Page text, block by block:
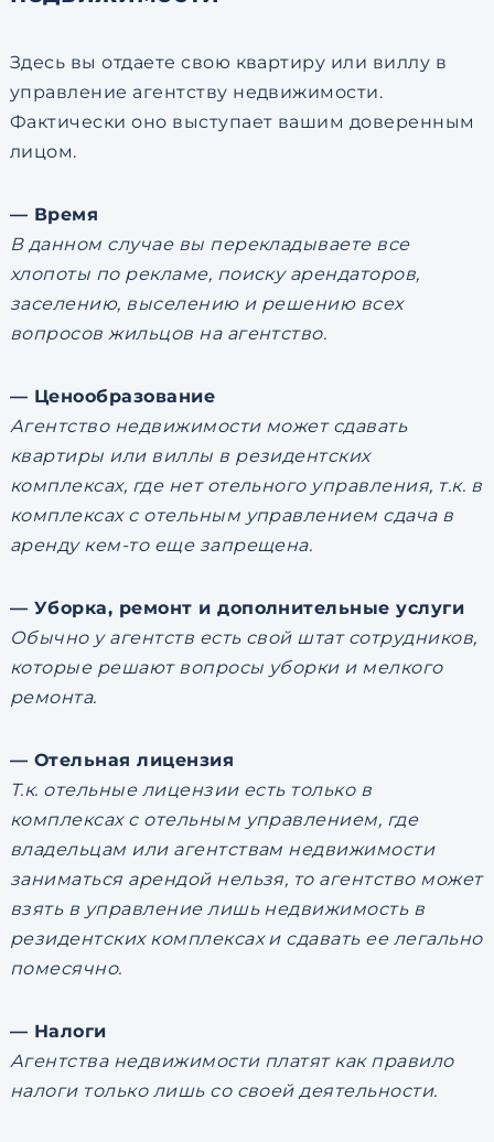
Здесь вы отдаете свою квартиру или виллу в
управление агентству недвижимости.
Фактически оно выступает вашим доверенным
лицом.
— Время
В данном случае вы перекладываете все
хлопоты по рекламе, поиску арендаторов,
заселению, выселению и решению всех
вопросов жильцов на агентство.
— Ценообразование
Агентство недвижимости может сдавать
квартиры или виллы в резидентских
комплексах, где нет отельного управления, т.к. в
комплексах с отельным управлением сдача в
аренду кем-то еще запрещена.
— Уборка, ремонт и дополнительные услуги
Обычно у агентств есть свой штат сотрудников,
которые решают вопросы уборки и мелкого
ремонта.
— Отельная лицензия
Т.к. отельные лицензии есть только в
комплексах с отельным управлением, где
владельцам или агентствам недвижимости
заниматься арендой нельзя, то агентство может
взять в управление лишь недвижимость в
резидентских комплексах и сдавать ее легально
помесячно.
— Налоги
Агентства недвижимости платят как правило
налоги только лишь со своей деятельности.